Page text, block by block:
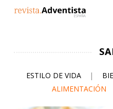
ESTILO DE VIDA |
ALIMENTACIÓN